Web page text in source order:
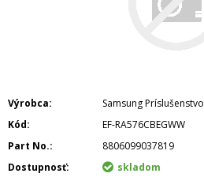
Výrobca
Samsung Príslušenstvo
Kód
EF-RA576CBEGWW
Part No.
8806099037819
Dostupnosť
skladom